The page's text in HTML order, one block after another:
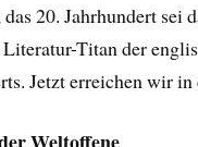
20. Jahrhundert sei
Literatur-Titan der
Jetzt erreichen wir